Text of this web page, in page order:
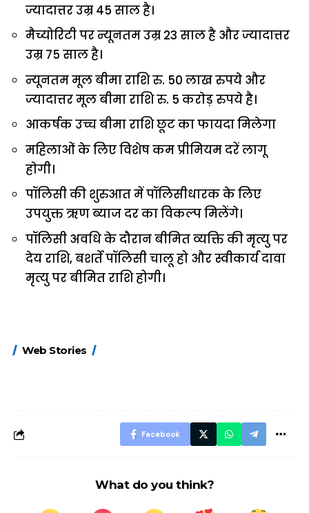
ज्यादात्तर उम्र 45 साल है।
मैच्योरिटी पर न्यूनतम उम्र 23 साल है और ज्यादात्तर
उम्र 75 साल है।
न्यूनतम मूल बीमा राशि रु. 50 लाख रुपये और
ज्यादात्तर मूल बीमा राशि रु. 5 कराेड़ रुपये है।
आकर्षक उच्च बीमा राशि छूट का फायदा मिलेगा
महिलाओं के लिए विशेष कम प्रीमियम दरें लागू
हाेगी।
पॉलिसी की शुरुआत में पॉलिसीधारक के लिए
उपयुक्त ऋण ब्याज दर का विकल्प मिलेंगे।
पॉलिसी अवधि के दौरान बीमित व्यक्ति की मृत्यु पर
देय राशि, बशर्ते पॉलिसी चालू हो और स्वीकार्य दावा
मृत्यु पर बीमित राशि होगी।
Web Stories
FASTag के ये नए
Facebook
What do you think?